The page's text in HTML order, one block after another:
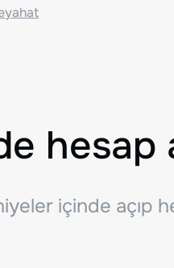
hesap
içinde açıp